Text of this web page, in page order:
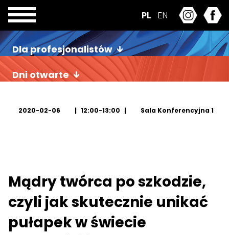
PL EN
Dla profesjonalistów
Dni otwarte
2020-02-06 12:00-13:00 Sala Konferencyjna 1
Mądry twórca po szkodzie,
czyli jak skutecznie unikać
pułapek w świecie